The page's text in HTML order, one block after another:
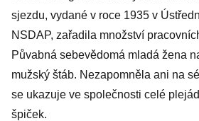
sjezdu, vydané v roce 1935 v
NSDAP, zařadila množství
Půvabná sebevědomá mladá žena
mužský štáb. Nezapomněla ani na
se ukazuje ve společnosti celé
špiček.